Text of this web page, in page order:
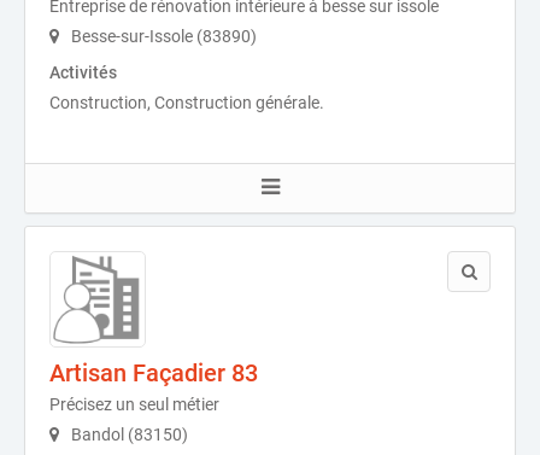
Entreprise de rénovation intérieure à besse sur issole
Besse-sur-Issole (83890)
Activités
Construction, Construction générale.
Artisan Façadier 83
Précisez un seul métier
Bandol (83150)